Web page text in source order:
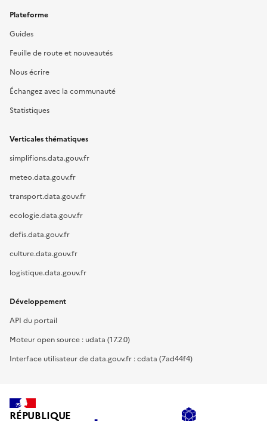
Plateforme
Guides
Feuille de route et nouveautés
Nous écrire
Échangez avec la communauté
Statistiques
Verticales thématiques
simplifions.data.gouv.fr
meteo.data.gouv.fr
transport.data.gouv.fr
ecologie.data.gouv.fr
defis.data.gouv.fr
culture.data.gouv.fr
logistique.data.gouv.fr
Développement
API du portail
Moteur open source : udata (17.2.0)
Interface utilisateur de data.gouv.fr : cdata (7ad44f4)
RÉPUBLIQUE